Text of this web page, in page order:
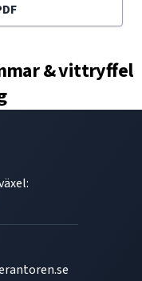
& vittryffel